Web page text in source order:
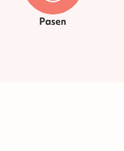
Pasen